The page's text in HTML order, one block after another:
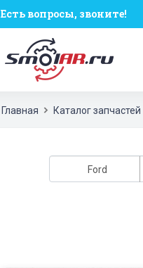
Есть вопросы, звоните!
Главная Каталог запчастей
Ford